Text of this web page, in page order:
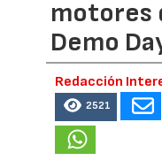
motores
Demo
Redacción
2521